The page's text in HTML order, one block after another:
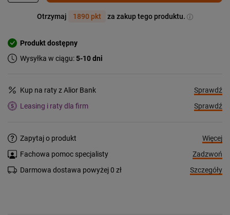
Otrzymaj 1890 pkt za zakup tego produktu.
Produkt dostępny
Wysyłka w ciągu:5-10 dni
Kup na raty z Alior Bank
Sprawdź
Leasing i raty dla firm
Sprawdź
Zapytaj o produkt
Więcej
Fachowa pomoc specjalisty
Zadzwoń
Darmowa dostawa powyżej 0 zł
Szczegóły